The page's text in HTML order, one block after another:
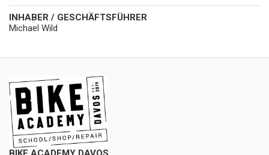
INHABER / GESCHÄFTSFÜHRER
Michael Wild